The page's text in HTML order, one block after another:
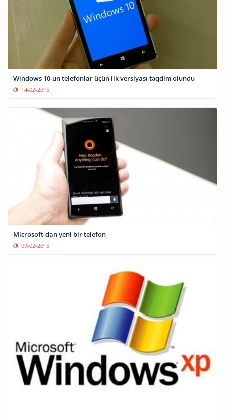
Windows 10-un telefonlar üçün ilk versiyası təqdim olundu
14-02-2015
Microsoft-dan yeni bir telefon
09-02-2015